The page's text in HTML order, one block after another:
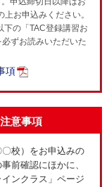
お申込みください。
下の「TAC登録講習お
ずお読みいただいた
項
意事項
校）をお申込みの
前確認にほかに、
ンクラス」ページ